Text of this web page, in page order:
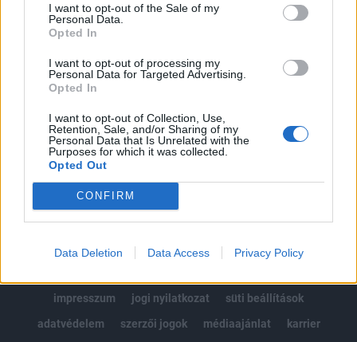
I want to opt-out of the Sale of my
Personal Data.
Opted In
I want to opt-out of processing my
Personal Data for Targeted Advertising.
Opted In
I want to opt-out of Collection, Use,
Retention, Sale, and/or Sharing of my
Personal Data that Is Unrelated with the
Purposes for which it was collected.
Opted Out
CONFIRM
Data Deletion Data Access Privacy Policy
Portfolio.hu teljes cikkarchívum
Kötéslisták: BÉT elmúlt 2 év napon belüli
MÁR ELŐFIZETŐNK VAGY?BEJELENTKEZÉS
impresszum
jogi nyilatkozat
süti beállítások
adatvédelem
szerzői jogok médiaajánlat karrier